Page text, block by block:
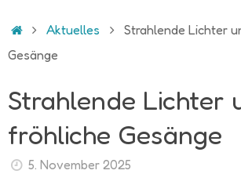
StartAktuelles
Strahlende Lichter
Gesänge
Strahlende Lichter
fröhliche Gesänge
5. November 2025